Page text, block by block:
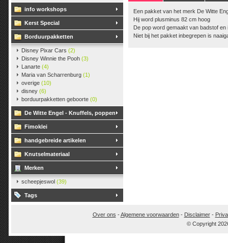
info workshops
Kerst Special
Borduurpakketten
Disney Pixar Cars (2)
Disney Winnie the Pooh (3)
Lanarte (4)
Maria van Scharrenburg (1)
overige (10)
disney (6)
borduurpakketten geboorte (0)
De Witte Engel - Knuffels, poppen
Fimoklei
handgebreide artikelen
Knutselmateriaal
Merken
scheepjeswol (39)
Tags
Een pakket van het merk De Witte
Hij word plusminus 82 cm hoog
De pop word gemaakt van badstof
Niet bij het pakket inbegrepen is
Over ons -Algemene voorwaarden- Disclaimer-
© Copyright